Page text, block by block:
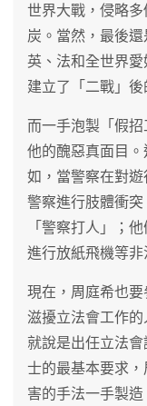
世界大戰，侵略
炭。當然，最後
英、法和全世界愛
建立了「二戰」後
而一手泡製「假
他的醜惡真面目
如，當警察在對
警察進行肢體衝
「警察打人」；
進行放紙飛機等
現在，周庭希也
滋擾立法會工作的
就說是出任立法
士的最基本要求
害的手法一手製